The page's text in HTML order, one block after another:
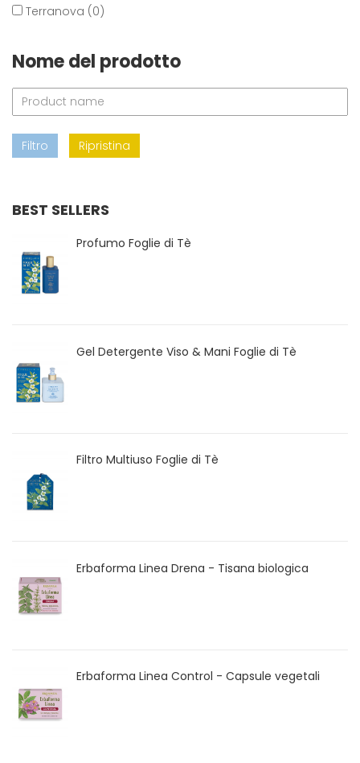
Terranova (0)
Nome del prodotto
Filtro Ripristina
BEST SELLERS
Profumo Foglie di Tè
Gel Detergente Viso & Mani Foglie di Tè
Filtro Multiuso Foglie di Tè
Erbaforma Linea Drena - Tisana biologica
Erbaforma Linea Control - Capsule vegetali